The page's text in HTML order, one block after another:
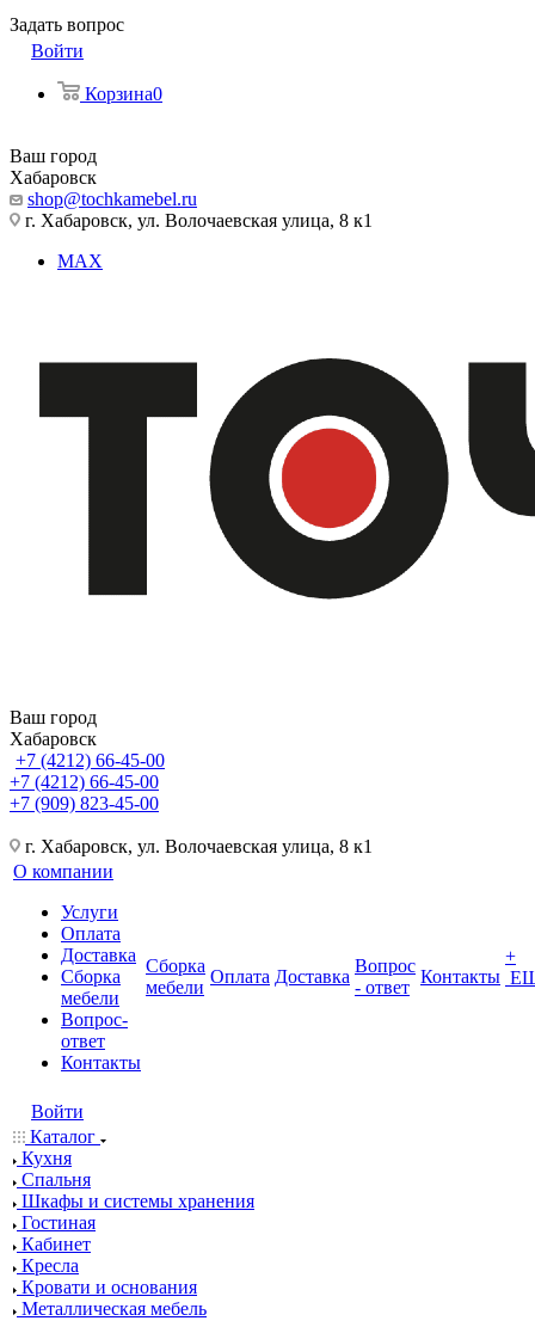
Задать вопрос
Войти
Корзина0
Ваш город
Хабаровск
shop@tochkamebel.ru
г. Хабаровск, ул. Волочаевская улица, 8 к1
MAX
Ваш город
Хабаровск
+7 (4212) 66-45-00
+7 (4212) 66-45-00
+7 (909) 823-45-00
г. Хабаровск, ул. Волочаевская улица, 8 к1
О компании
Услуги
Оплата
Доставка
Сборка
мебели
Вопрос-
ответ
Контакты
Сборка
мебели
Оплата Доставка
Вопрос
- ответ
Контакты
+
Войти
Каталог
Кухня
Спальня
Шкафы и системы хранения
Гостиная
Кабинет
Кресла
Кровати и основания
Металлическая мебель